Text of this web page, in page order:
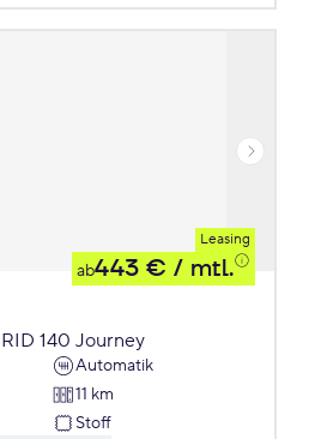
Leasing
ab443 € / mtl.
140 Journey
Automatik
11 km
Stoff